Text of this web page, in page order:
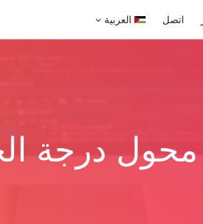
اتصل العربية
محول درجة